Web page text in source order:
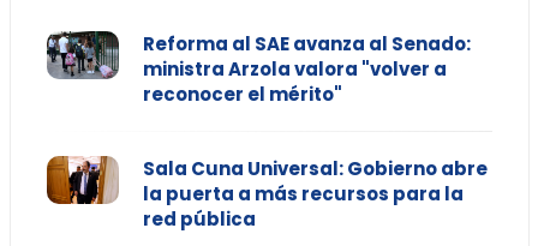
Reforma al SAE avanza al Senado:
ministra Arzola valora "volver a
reconocer el mérito"
Sala Cuna Universal: Gobierno abre
la puerta a más recursos para la
red pública